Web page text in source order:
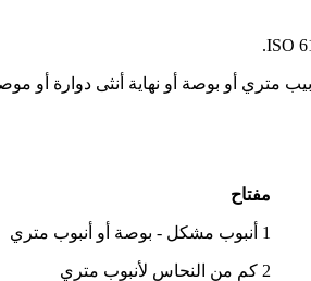
مفتاح
1 أنبوب مشكل - بوصة أو أنبوب متري
2 كم من النحاس لأنبوب متري